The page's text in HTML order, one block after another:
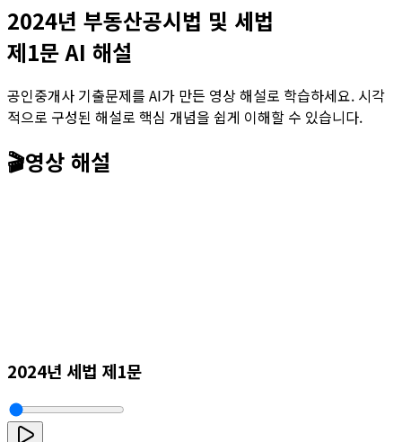
2024년 부동산공시법 및 세법
제1문 AI 해설
공인중개사 기출문제를 AI가 만든 영상 해설로 학습하세요. 시각
적으로 구성된 해설로 핵심 개념을 쉽게 이해할 수 있습니다.
🎬영상 해설
2024년 세법 제1문